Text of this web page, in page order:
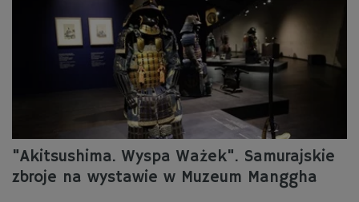
"Akitsushima. Wyspa Ważek". Samurajskie
zbroje na wystawie w Muzeum Manggha